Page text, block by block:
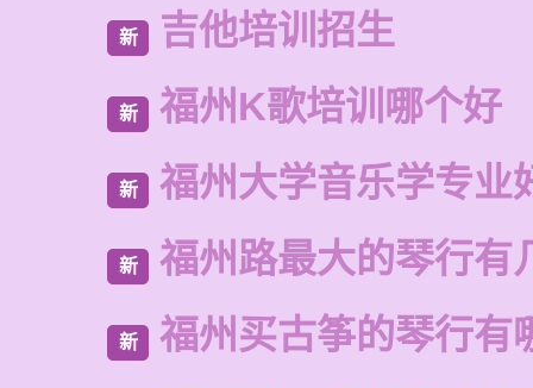
新 吉他培训招生
新 福州K歌培训哪个好
新 福州大学音乐学专业
新 福州路最大的琴行有
新 福州买古筝的琴行有